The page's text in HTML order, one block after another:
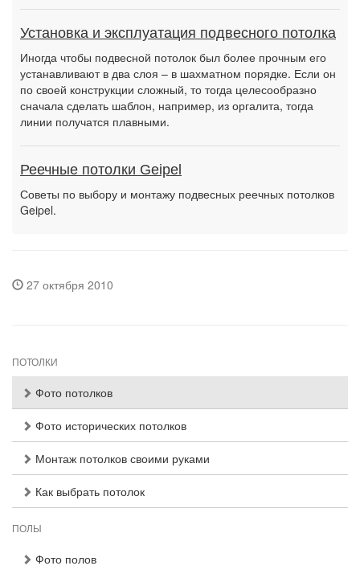
Установка и эксплуатация подвесного потолка
Иногда чтобы подвесной потолок был более прочным его
устанавливают в два слоя – в шахматном порядке. Если он
по своей конструкции сложный, то тогда целесообразно
сначала сделать шаблон, например, из оргалита, тогда
линии получатся плавными.
Реечные потолки Geipel
Советы по выбору и монтажу подвесных реечных потолков
Geipel.
27 октября 2010
ПОТОЛКИ
Фото потолков
Фото исторических потолков
Монтаж потолков своими руками
Как выбрать потолок
ПОЛЫ
Фото полов